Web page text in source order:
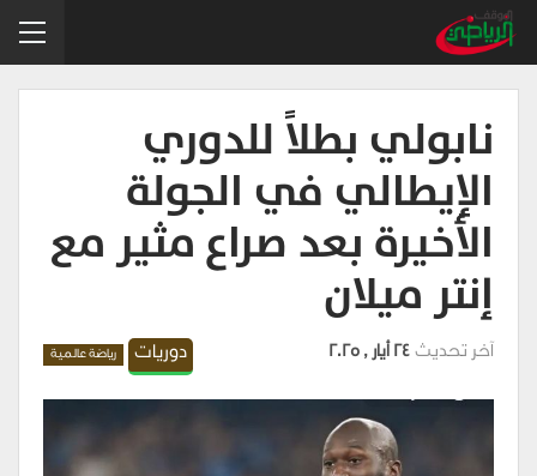
نابولي بطلاً للدوري
الإيطالي في الجولة
الأخيرة بعد صراع مثير مع
إنتر ميلان
دوريات رياضة عالمية آخر تحديث24 أيار , 2025